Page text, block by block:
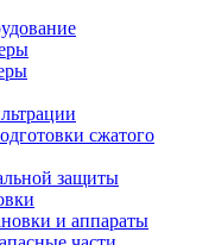
сжатого
защиты
и аппараты